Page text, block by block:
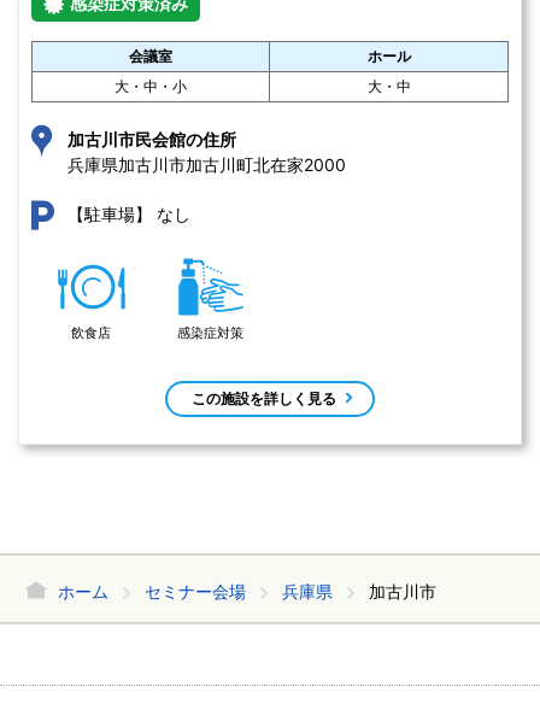
会議室
ホール
大・中・小
大・中
加古川市民会館の住所
兵庫県加古川市加古川町北在家2000
【駐車場】 なし
飲食店 感染症対策
この施設を詳しく見る
ホーム セミナー会場 兵庫県 加古川市